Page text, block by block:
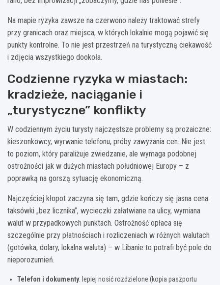
Na mapie ryzyka zawsze na czerwono należy traktować strefy
przy granicach oraz miejsca, w których lokalnie mogą pojawić się
punkty kontrolne. To nie jest przestrzeń na turystyczną ciekawość
i zdjęcia wszystkiego dookoła.
Codzienne ryzyka w miastach:
kradzieże, naciąganie i
„turystyczne” konflikty
W codziennym życiu turysty najczęstsze problemy są prozaiczne:
kieszonkowcy, wyrwanie telefonu, próby zawyżania cen. Nie jest
to poziom, który paraliżuje zwiedzanie, ale wymaga podobnej
ostrożności jak w dużych miastach południowej Europy – z
poprawką na gorszą sytuację ekonomiczną.
Najczęściej kłopot zaczyna się tam, gdzie kończy się jasna cena:
taksówki „bez licznika”, wycieczki załatwiane na ulicy, wymiana
walut w przypadkowych punktach. Ostrożność opłaca się
szczególnie przy płatnościach i rozliczeniach w różnych walutach
(gotówka, dolary, lokalna waluta) – w Libanie to potrafi być pole do
nieporozumień.
Telefon i dokumenty: lepiej nosić rozdzielone (kopia paszportu